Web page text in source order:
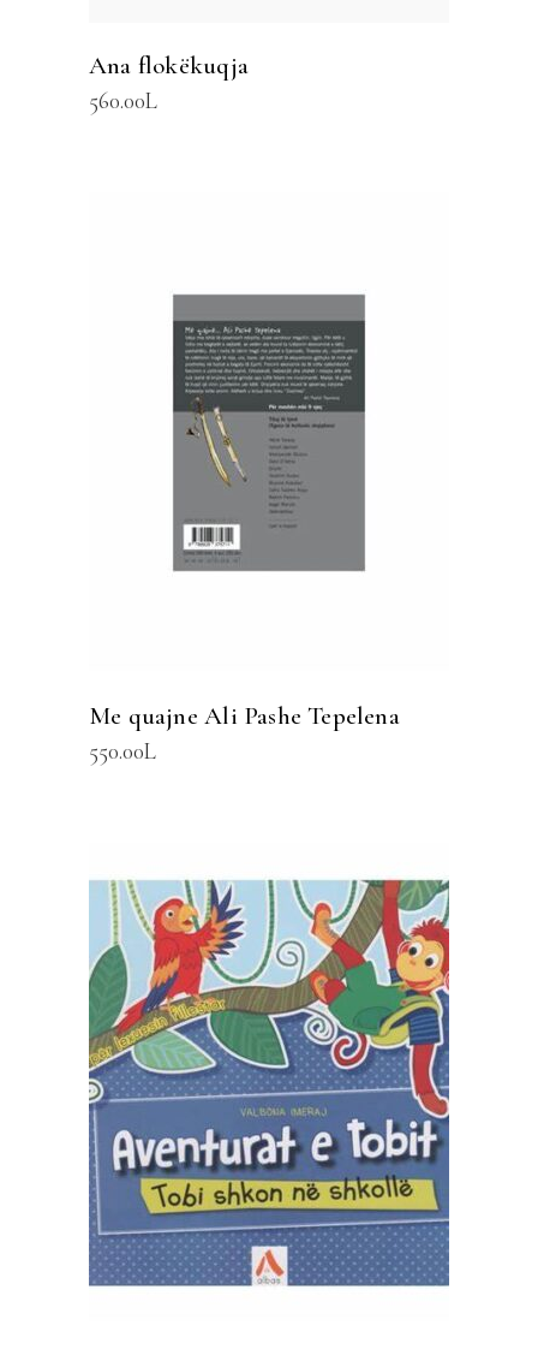
Ana flokëkuqja
560.00L
SHTOJE NË SHPORTË
Me quajne Ali Pashe Tepelena
550.00L
SHTOJE NË SHPORTË